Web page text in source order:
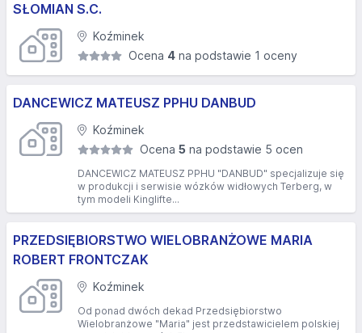
SŁOMIAN S.C.
Koźminek
Ocena 4 na podstawie 1 oceny
DANCEWICZ MATEUSZ PPHU DANBUD
Koźminek
Ocena 5 na podstawie 5 ocen
DANCEWICZ MATEUSZ PPHU "DANBUD" specjalizuje się
w produkcji i serwisie wózków widłowych Terberg, w
tym modeli Kinglifte...
PRZEDSIĘBIORSTWO WIELOBRANŻOWE MARIA
ROBERT FRONTCZAK
Koźminek
Od ponad dwóch dekad Przedsiębiorstwo
Wielobranżowe "Maria" jest przedstawicielem polskiej